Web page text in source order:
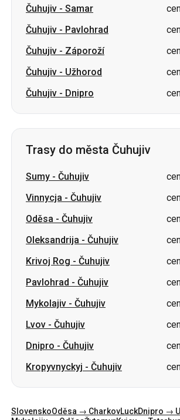
Čuhujiv-Užhorod
Čuhujiv-Dnipro
Trasy do města Čuhujiv
Sumy-Čuhujiv
Oděsa-Čuhujiv
Oleksandrija-Čuhujiv
Krivoj Rog-Čuhujiv
Pavlohrad-Čuhujiv
Mykolajiv-Čuhujiv
Lvov-Čuhujiv
Dnipro-Čuhujiv
Kropyvnyckyj-Čuhujiv
SlovenskoOděsa → Charkov Dnipro →
Žytomyr
Charkov → KyjevGdaňsk